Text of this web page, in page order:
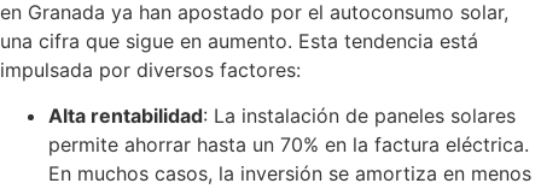
en Granada ya han apostado por el autoconsumo solar,
una cifra que sigue en aumento. Esta tendencia está
impulsada por diversos factores:
Alta rentabilidad: La instalación de paneles solares
permite ahorrar hasta un 70% en la factura eléctrica.
En muchos casos, la inversión se amortiza en menos